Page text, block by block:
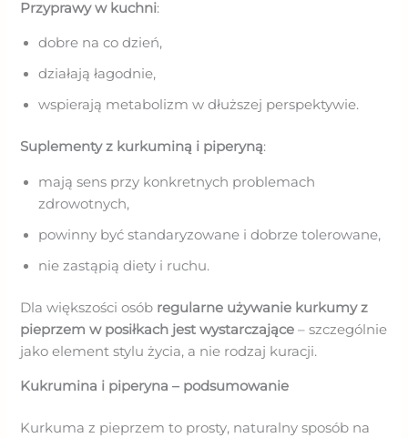
Przyprawy w kuchni:
dobre na co dzień,
działają łagodnie,
wspierają metabolizm w dłuższej perspektywie.
Suplementy z kurkuminą i piperyną:
mają sens przy konkretnych problemach
zdrowotnych,
powinny być standaryzowane i dobrze tolerowane,
nie zastąpią diety i ruchu.
Dla większości osób regularne używanie kurkumy z
pieprzem w posiłkach jest wystarczające – szczególnie
jako element stylu życia, a nie rodzaj kuracji.
Kukrumina i piperyna – podsumowanie
Kurkuma z pieprzem to prosty, naturalny sposób na